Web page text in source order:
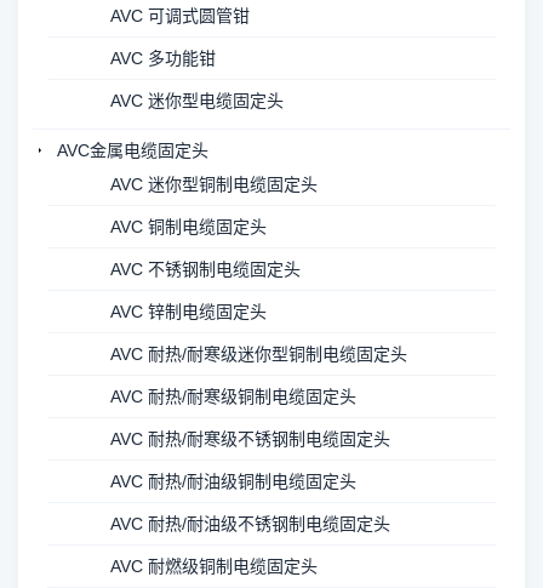
AVC 可调式圆管钳
AVC 多功能钳
AVC 迷你型电缆固定头
AVC金属电缆固定头
AVC 迷你型铜制电缆固定头
AVC 铜制电缆固定头
AVC 不锈钢制电缆固定头
AVC 锌制电缆固定头
AVC 耐热/耐寒级迷你型铜制电缆固定头
AVC 耐热/耐寒级铜制电缆固定头
AVC 耐热/耐寒级不锈钢制电缆固定头
AVC 耐热/耐油级铜制电缆固定头
AVC 耐热/耐油级不锈钢制电缆固定头
AVC 耐燃级铜制电缆固定头